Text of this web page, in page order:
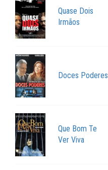
Quase Dois
Irmãos
Doces Poderes
Que Bom Te
Ver Viva